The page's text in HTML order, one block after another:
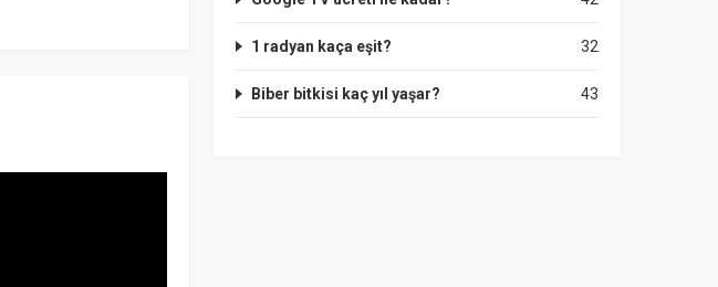
32
1 radyan kaça eşit?
43
Biber bitkisi kaç yıl yaşar?